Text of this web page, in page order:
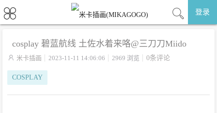
登录
cosplay 碧蓝航线 土佐水着来咯@三刀刀Miido
 米卡插画 2023-11-11 14:06:06 2969 浏览 0条评论
COSPLAY